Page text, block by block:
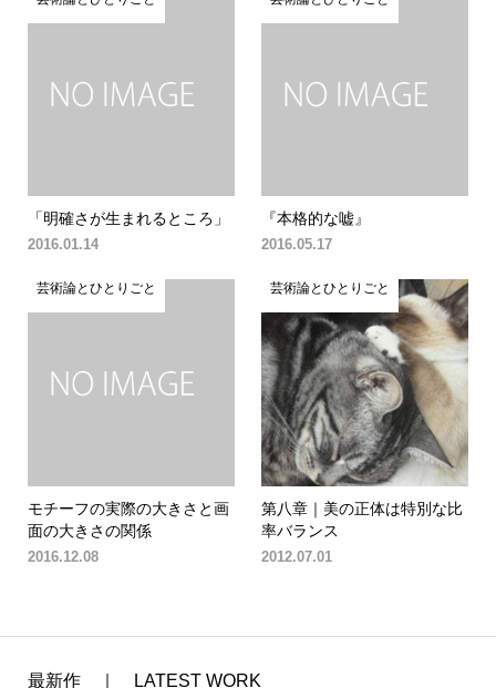
「明確さが生まれるところ」
2016.01.14
『本格的な嘘』
2016.05.17
芸術論とひとりごと
モチーフの実際の大きさと画
面の大きさの関係
2016.12.08
芸術論とひとりごと
第八章｜美の正体は特別な比
率バランス
2012.07.01
最新作 ｜ LATEST WORK